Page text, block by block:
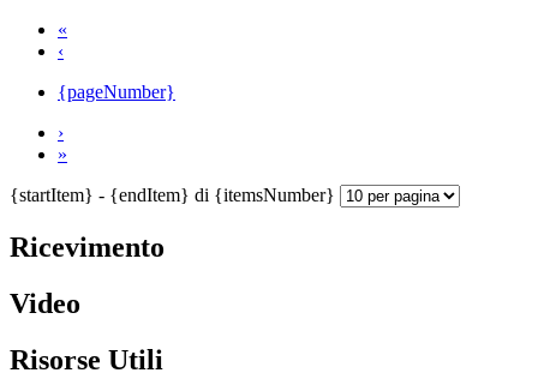
«
‹
{pageNumber}
›
»
{startItem} - {endItem} di {itemsNumber}
Ricevimento
Video
Risorse Utili